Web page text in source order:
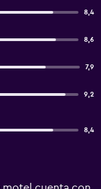
8,4
8,6
7,9
9,2
8,4